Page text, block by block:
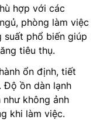
hợp với các
phòng làm việc
suất phổ biến giúp
tiêu thụ.
ổn định, tiết
Độ ồn dàn lạnh
không ảnh
khi làm việc.